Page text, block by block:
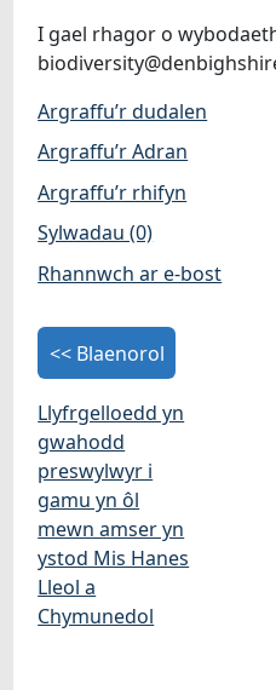
I gael rhagor o
Argraffu’r dudalen
Argraffu’r Adran
Argraffu’r rhifyn
Sylwadau (0)
Rhannwch ar e-bost
<< Blaenorol
Llyfrgelloedd yn
gwahodd
preswylwyr i
gamu yn ôl
mewn amser yn
ystod Mis Hanes
Lleol a
Chymunedol